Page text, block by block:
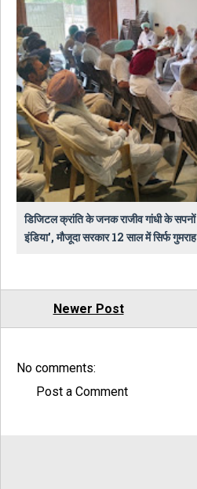
डिजिटल क्रांति के जनक राजीव गांधी के
इंडिया', मौजूदा सरकार 12 साल में सिर्फ
Newer Post
No comments:
Post a Comment